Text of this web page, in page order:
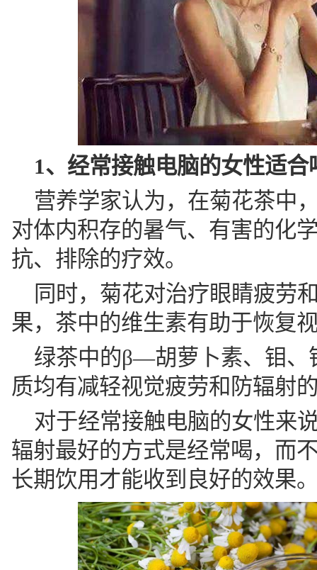
1、经常接触电脑的女性适合
营养学家认为，在菊花茶中
对体内积存的暑气、有害的化
抗、排除的疗效。
同时，菊花对治疗眼睛疲劳
果，茶中的维生素有助于恢复
绿茶中的β—胡萝卜素、钼、
质均有减轻视觉疲劳和防辐射
对于经常接触电脑的女性来
辐射最好的方式是经常喝，而
长期饮用才能收到良好的效果